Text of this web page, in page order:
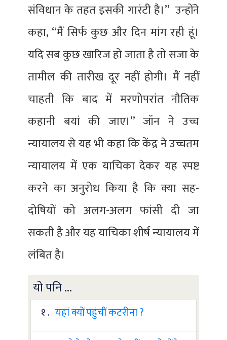
संविधान के तहत इसकी गारंटी है।’’ उन्होंने
कहा, ‘‘मैं सिर्फ कुछ और दिन मांग रही हूं।
यदि सब कुछ खारिज हो जाता है तो सजा के
तामील की तारीख दूर नहीं होगी। मैं नहीं
चाहती कि बाद में मरणोपरांत नौतिक
कहानी बयां की जाए।’’ जॉन ने उच्च
न्यायालय से यह भी कहा कि केंद्र ने उच्चतम
न्यायालय में एक याचिका देकर यह स्पष्ट
करने का अनुरोध किया है कि क्या सह-
दोषियों को अलग-अलग फांसी दी जा
सकती है और यह याचिका शीर्ष न्यायालय में
लंबित है।
यो पनि ...
१ . यहां क्यों पहुंचीं कटरीना ?